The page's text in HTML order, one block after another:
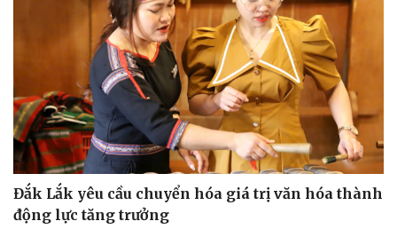
Đắk Lắk yêu cầu chuyển hóa giá trị văn hóa thành
động lực tăng trưởng